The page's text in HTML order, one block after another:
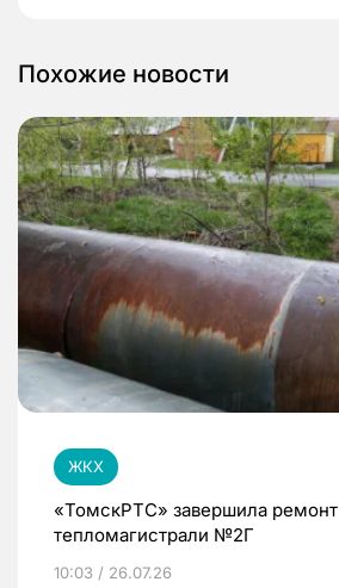
Похожие новости
ЖКХ
«ТомскРТС» завершила ремонт
тепломагистрали №2Г
10:03 / 26.07.26